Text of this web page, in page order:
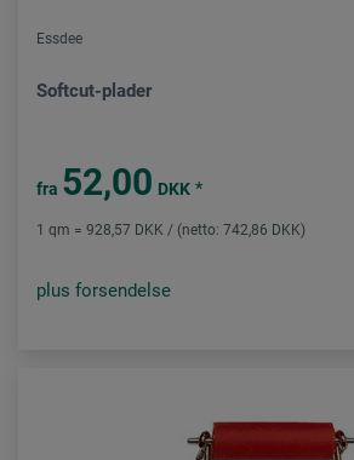
Essdee
Softcut-plader
fra 52,00 DKK *
1 qm = 928,57 DKK / (netto: 742,86 DKK)
plus forsendelse